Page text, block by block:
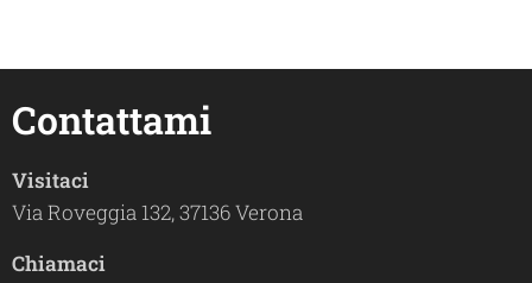
Contattami
Visitaci
Via Roveggia 132, 37136 Verona
Chiamaci